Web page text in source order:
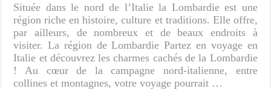
Située dans le nord de l’Italie la Lombardie est une
région riche en histoire, culture et traditions. Elle offre,
par ailleurs, de nombreux et de beaux endroits à
visiter. La région de Lombardie Partez en voyage en
Italie et découvrez les charmes cachés de la Lombardie
! Au cœur de la campagne nord-italienne, entre
collines et montagnes, votre voyage pourrait …